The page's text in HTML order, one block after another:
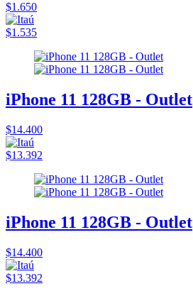
$1.650
$1.535
iPhone 11 128GB - Outlet
$14.400
$13.392
iPhone 11 128GB - Outlet
$14.400
$13.392